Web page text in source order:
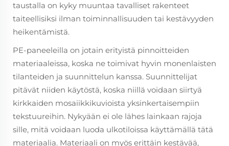
taustalla on kyky muuntaa tavalliset rakenteet
taiteellisiksi ilman toiminnallisuuden tai kestävyyden
heikentämistä.
PE-paneeleilla on jotain erityistä pinnoitteiden
materiaaleissa, koska ne toimivat hyvin monenlaisten
tilanteiden ja suunnittelun kanssa. Suunnittelijat
pitävät niiden käytöstä, koska niillä voidaan siirtyä
kirkkaiden mosaiikkikuvioista yksinkertaisempiin
tekstuureihin. Nykyään ei ole lähes lainkaan rajoja
sille, mitä voidaan luoda ulkotiloissa käyttämällä tätä
materiaalia. Materiaali on myös erittäin kestävää,